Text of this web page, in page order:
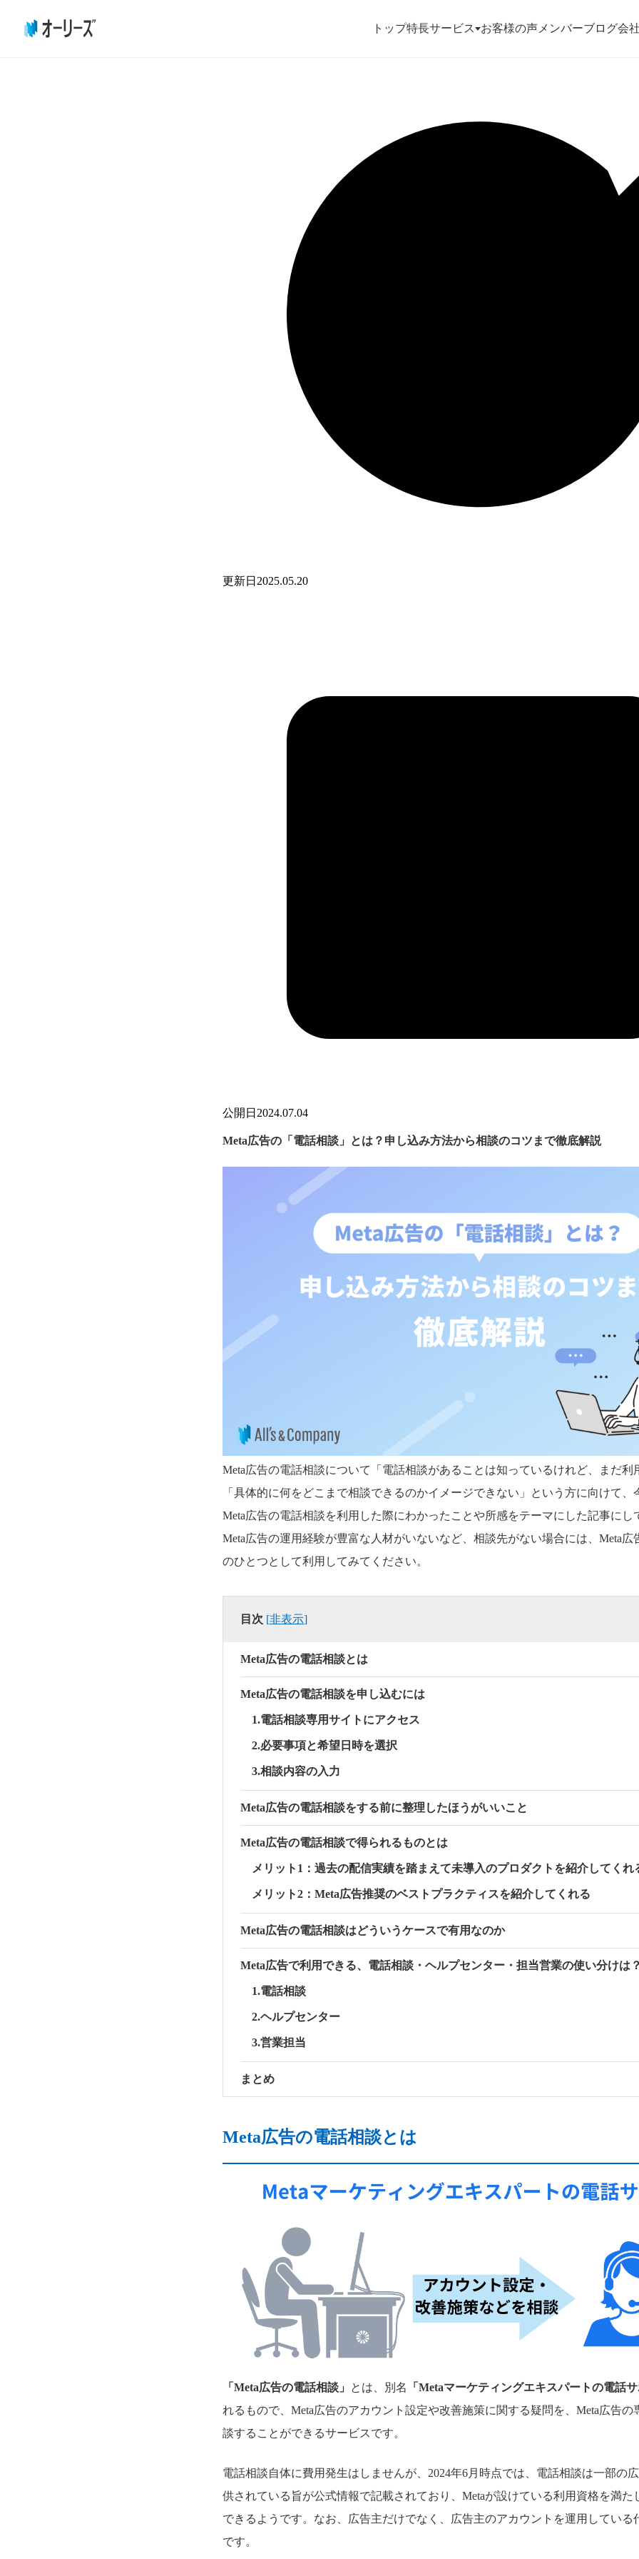
トップ特長サービス お客様の声 メンバーブログ会
更新日 2025.05.20
公開日 2024.07.04
Meta広告の「電話相談」とは？申し込み方法から相談のコツまで徹底解説
Meta広告の電話相談について「電話相談があることは知っているけれど、まだ利
「具体的に何をどこまで相談できるのかイメージできない」という方に向けて、
Meta広告の電話相談を利用した際にわかったことや所感をテーマにした記事にし
Meta広告の運用経験が豊富な人材がいないなど、相談先がない場合には、Meta広
のひとつとして利用してみてください。
目次 [非表示]
Meta広告の電話相談とは
Meta広告の電話相談を申し込むには
1.電話相談専用サイトにアクセス
2.必要事項と希望日時を選択
3.相談内容の入力
Meta広告の電話相談をする前に整理したほうがいいこと
Meta広告の電話相談で得られるものとは
メリット1：過去の配信実績を踏まえて未導入のプロダクトを紹介してくれ
メリット2：Meta広告推奨のベストプラクティスを紹介してくれる
Meta広告の電話相談はどういうケースで有用なのか
Meta広告で利用できる、電話相談・ヘルプセンター・担当営業の使い分けは
1.電話相談
2.ヘルプセンター
3.営業担当
まとめ
Meta広告の電話相談とは
「Meta広告の電話相談」 とは、別名
「Metaマーケティングエキスパートの電話
れるもので、Meta広告のアカウント設定や改善施策に関する疑問を、Meta広告の
談することができるサービスです。
電話相談自体に費用発生はしませんが、2024年6月時点では、電話相談は一部の
供されている旨が公式情報で記載されており、Metaが設けている利用資格を満た
できるようです。なお、広告主だけでなく、広告主のアカウントを運用している
です。